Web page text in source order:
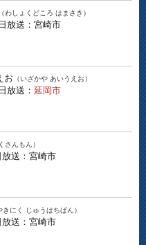
（わしょくどころ はまさき）
放送：宮崎市
お （いざかや あいうえお）
放送： 延岡市
さんもん）
送：宮崎市
きにく じゅうはちばん）
送：宮崎市